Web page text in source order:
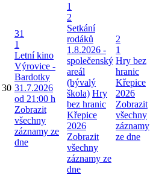
30
31
1
Letní kino
Výrovice -
Bardotky
31.7.2026
od 21:00 h
Zobrazit
všechny
záznamy ze
dne
1
2
Setkání
rodáků
1.8.2026 -
společenský
areál
(bývalý
škola) Hry
bez hranic
Křepice
2026
Zobrazit
všechny
záznamy ze
dne
2
1
Hry bez
hranic
Křepice
2026
Zobrazit
všechny
záznamy
ze dne